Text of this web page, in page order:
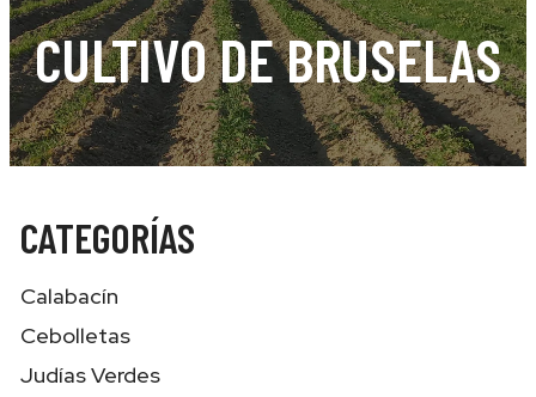
CULTIVO DE BRUSELAS
CATEGORÍAS
Calabacín
Cebolletas
Judías Verdes